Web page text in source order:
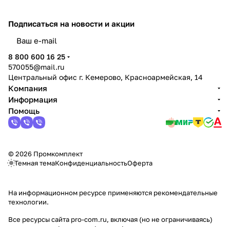
Подписаться на новости и акции
8 800 600 16 25
570055@mail.ru
Центральный офис г. Кемерово, Красноармейская, 14
Компания
Информация
Помощь
© 2026 Промкомплект
Темная темаКонфиденциальностьОферта
На информационном ресурсе применяются рекомендательные
технологии.
Все ресурсы сайта pro-com.ru, включая (но не ограничиваясь)